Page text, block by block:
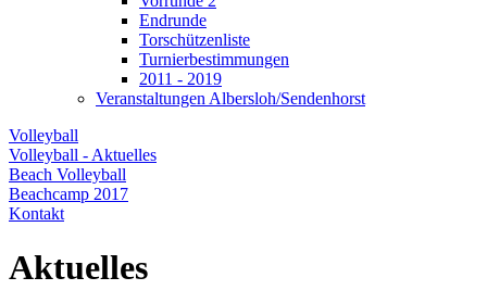
Endrunde
Torschützenliste
Turnierbestimmungen
2011 - 2019
Veranstaltungen Albersloh/Sendenhorst
Volleyball
Volleyball - Aktuelles
Beach Volleyball
Beachcamp 2017
Kontakt
Aktuelles